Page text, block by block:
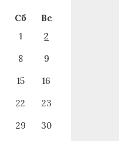
Сб
Вс
1
2
8
9
15
16
22
23
29
30